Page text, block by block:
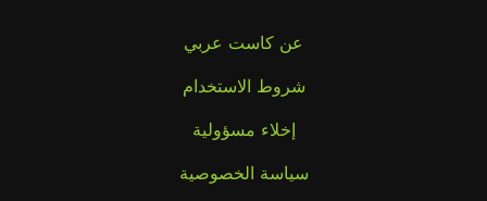
عن كاست عربي
شروط الاستخدام
إخلاء مسؤولية
سياسة الخصوصية